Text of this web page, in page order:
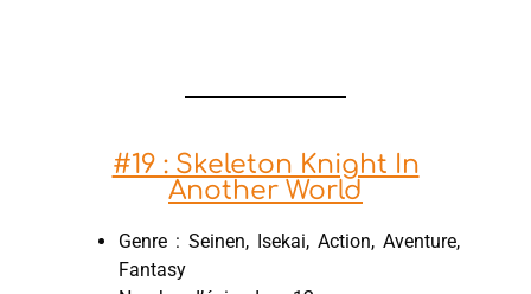
#19 : Skeleton Knight In
Another World
Genre : Seinen, Isekai, Action, Aventure,
Fantasy